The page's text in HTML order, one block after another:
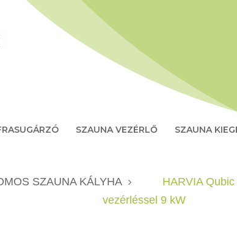
SZAUNA VEZÉRLŐ SZAUNA
SZAUNA KÁLYHA
HARVIA
vezérléssel 9 kW